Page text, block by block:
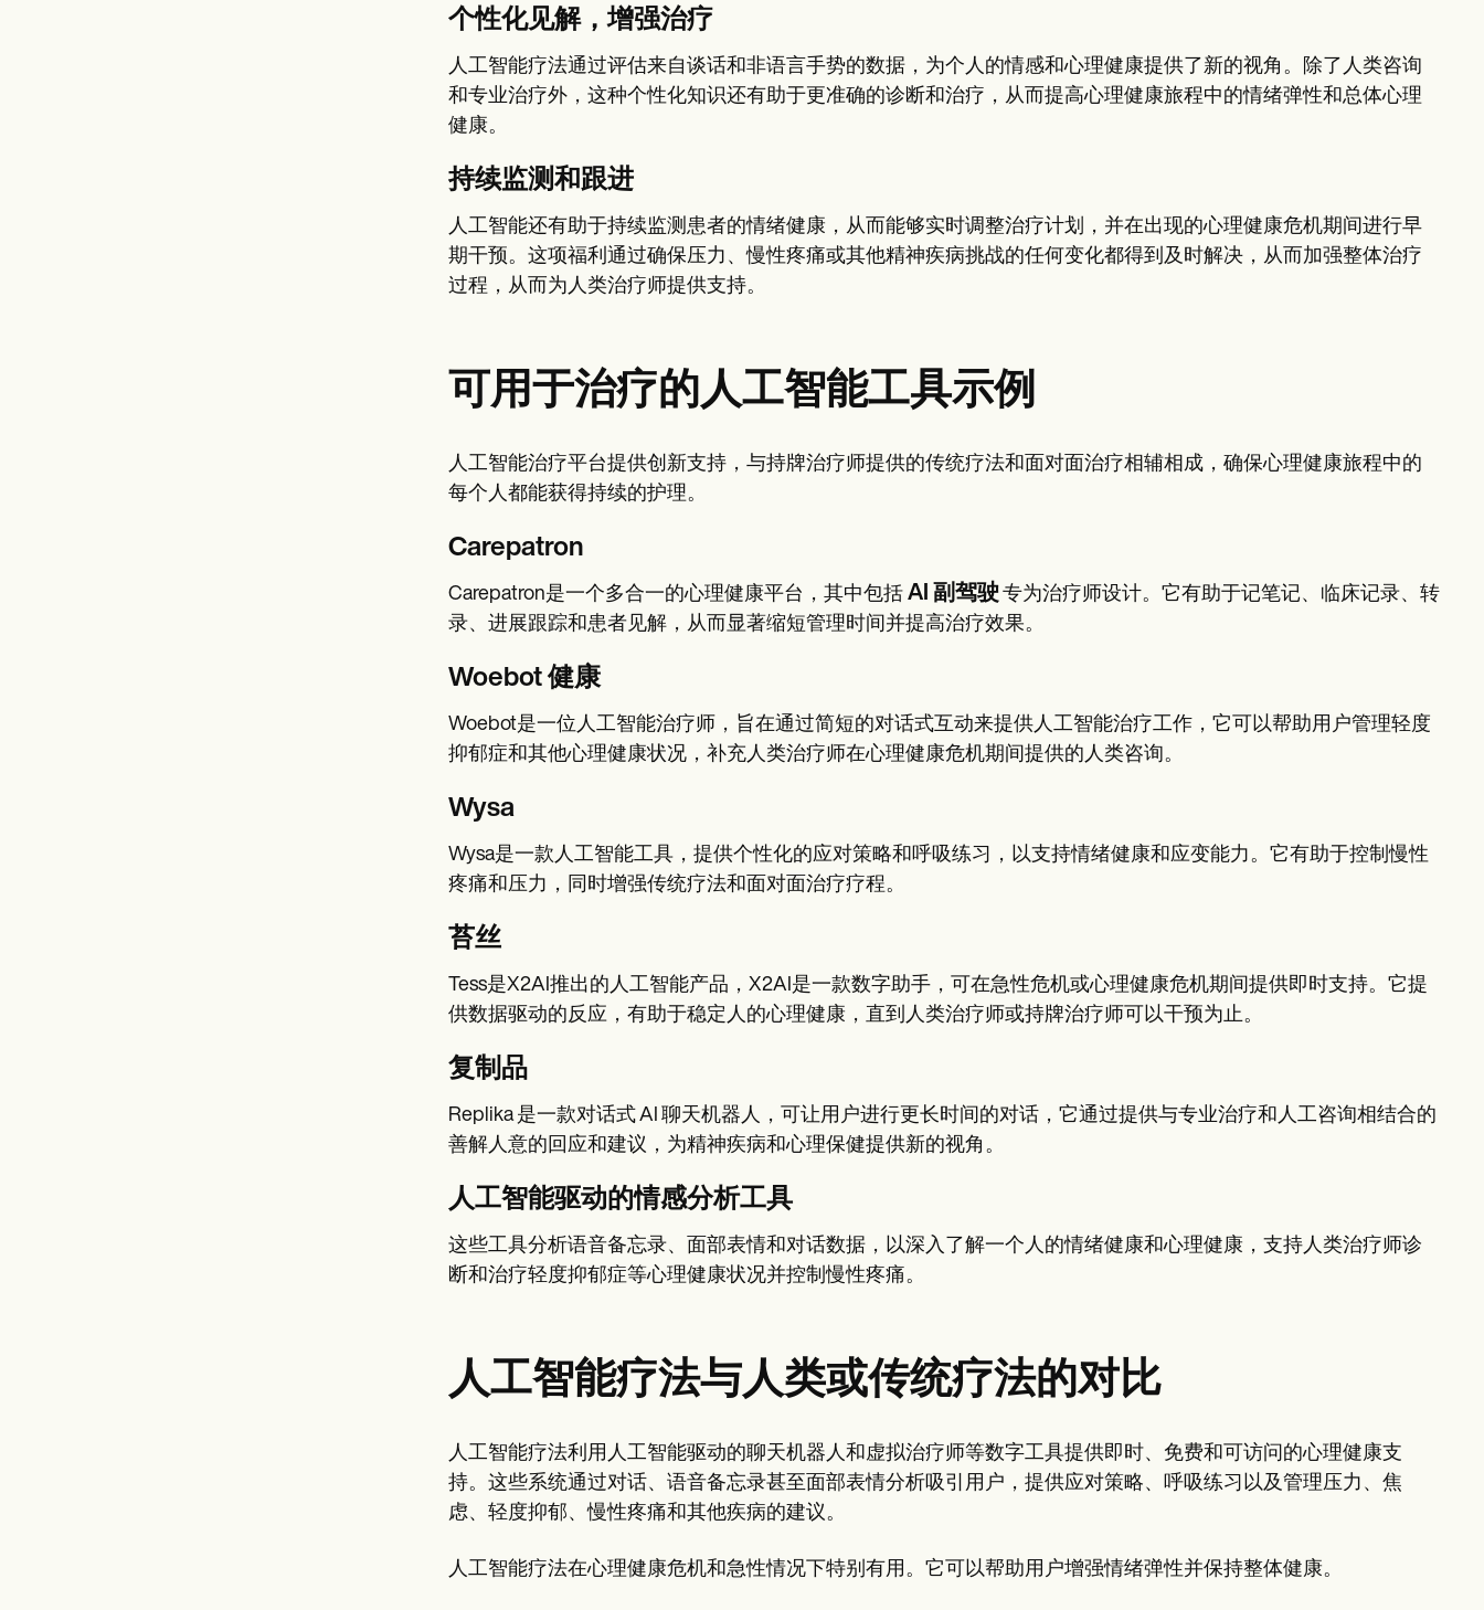
个性化见解，增强治疗
人工智能疗法通过评估来自谈话和非语言手势的数据，为个人的情感和心理健康提供了新的视角。除了人类咨询
和专业治疗外，这种个性化知识还有助于更准确的诊断和治疗，从而提高心理健康旅程中的情绪弹性和总体心理
健康。
持续监测和跟进
人工智能还有助于持续监测患者的情绪健康，从而能够实时调整治疗计划，并在出现的心理健康危机期间进行早
期干预。这项福利通过确保压力、慢性疼痛或其他精神疾病挑战的任何变化都得到及时解决，从而加强整体治疗
过程，从而为人类治疗师提供支持。
可用于治疗的人工智能工具示例
人工智能治疗平台提供创新支持，与持牌治疗师提供的传统疗法和面对面治疗相辅相成，确保心理健康旅程中的
每个人都能获得持续的护理。
Carepatron
Carepatron是一个多合一的心理健康平台，其中包括AI 副驾驶专为治疗师设计。它有助于记笔记、临床记录、转
录、进展跟踪和患者见解，从而显著缩短管理时间并提高治疗效果。
Woebot 健康
Woebot是一位人工智能治疗师，旨在通过简短的对话式互动来提供人工智能治疗工作，它可以帮助用户管理轻度
抑郁症和其他心理健康状况，补充人类治疗师在心理健康危机期间提供的人类咨询。
Wysa
Wysa是一款人工智能工具，提供个性化的应对策略和呼吸练习，以支持情绪健康和应变能力。它有助于控制慢性
疼痛和压力，同时增强传统疗法和面对面治疗疗程。
苔丝
Tess是X2AI推出的人工智能产品，X2AI是一款数字助手，可在急性危机或心理健康危机期间提供即时支持。它提
供数据驱动的反应，有助于稳定人的心理健康，直到人类治疗师或持牌治疗师可以干预为止。
复制品
Replika 是一款对话式 AI 聊天机器人，可让用户进行更长时间的对话，它通过提供与专业治疗和人工咨询相结合的
善解人意的回应和建议，为精神疾病和心理保健提供新的视角。
人工智能驱动的情感分析工具
这些工具分析语音备忘录、面部表情和对话数据，以深入了解一个人的情绪健康和心理健康，支持人类治疗师诊
断和治疗轻度抑郁症等心理健康状况并控制慢性疼痛。
人工智能疗法与人类或传统疗法的对比
人工智能疗法利用人工智能驱动的聊天机器人和虚拟治疗师等数字工具提供即时、免费和可访问的心理健康支
持。这些系统通过对话、语音备忘录甚至面部表情分析吸引用户，提供应对策略、呼吸练习以及管理压力、焦
虑、轻度抑郁、慢性疼痛和其他疾病的建议。
人工智能疗法在心理健康危机和急性情况下特别有用。它可以帮助用户增强情绪弹性并保持整体健康。